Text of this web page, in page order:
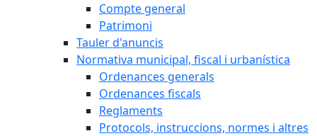
Compte general
Patrimoni
Tauler d'anuncis
Normativa municipal, fiscal i urbanística
Ordenances generals
Ordenances fiscals
Reglaments
Protocols, instruccions, normes i altres